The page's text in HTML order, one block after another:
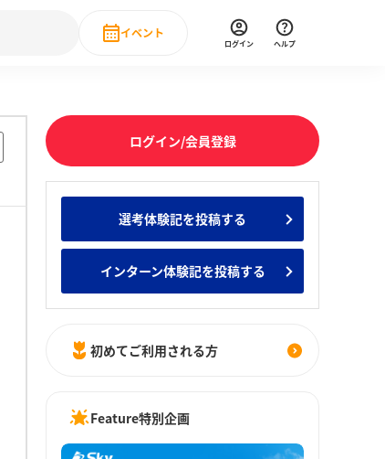
就職人気企業ランキング みんなのインターン人気企業ランキ
現場社員インタビュー
イベント
直近のイベント一覧
ログイン ヘルプ
ログイン/会員登録
選考体験記を投稿する
インターン体験記を投稿する
初めてご利用される方
Feature特別企画